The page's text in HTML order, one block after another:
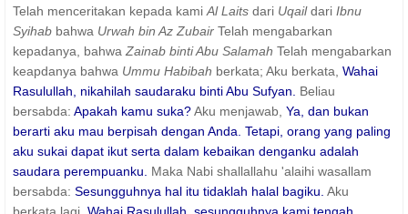
Telah menceritakan kepada kami Al Laits dari Uqaildari Ibnu
Syihab bahwa Urwah bin Az Zubair Telah mengabarkan
kepadanya, bahwa Zainab binti Abu Salamah Telah mengabarkan
keapdanya bahwa Ummu Habibah berkata; Aku berkata, Wahai
Rasulullah, nikahilah saudaraku binti Abu Sufyan.
Beliau
bersabda: Apakah kamu suka?Aku menjawab, Ya, dan bukan
berarti aku mau berpisah dengan Anda. Tetapi, orang yang paling
aku sukai dapat ikut serta dalam kebaikan denganku adalah
saudara perempuanku.
Maka Nabi shallallahu 'alaihi wasallam
bersabda: Sesungguhnya hal itu tidaklah halal bagiku. Aku